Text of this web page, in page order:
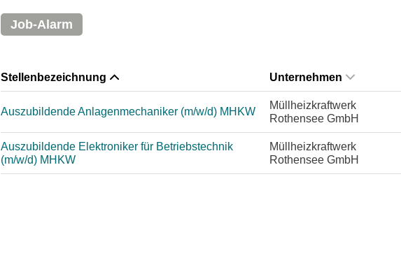
Job-Alarm
Stellenbezeichnung Unternehmen
Auszubildende Anlagenmechaniker (m/w/d) MHKW
Müllheizkraftwerk
Rothensee GmbH
Auszubildende Elektroniker für Betriebstechnik
(m/w/d) MHKW
Müllheizkraftwerk
Rothensee GmbH